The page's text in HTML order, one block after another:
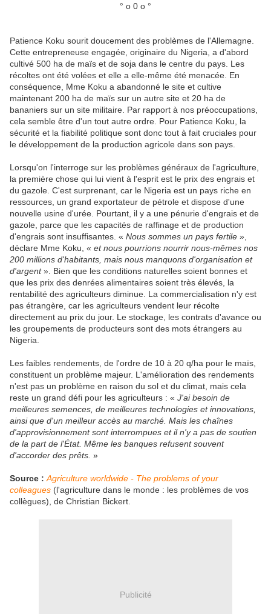
° o 0 o °
Patience Koku sourit doucement des problèmes de l'Allemagne.
Cette entrepreneuse engagée, originaire du Nigeria, a d'abord
cultivé 500 ha de maïs et de soja dans le centre du pays. Les
récoltes ont été volées et elle a elle-même été menacée. En
conséquence, Mme Koku a abandonné le site et cultive
maintenant 200 ha de maïs sur un autre site et 20 ha de
bananiers sur un site militaire. Par rapport à nos préoccupations,
cela semble être d'un tout autre ordre. Pour Patience Koku, la
sécurité et la fiabilité politique sont donc tout à fait cruciales pour
le développement de la production agricole dans son pays.
Lorsqu'on l'interroge sur les problèmes généraux de l'agriculture,
la première chose qui lui vient à l'esprit est le prix des engrais et
du gazole. C'est surprenant, car le Nigeria est un pays riche en
ressources, un grand exportateur de pétrole et dispose d'une
nouvelle usine d'urée. Pourtant, il y a une pénurie d'engrais et de
gazole, parce que les capacités de raffinage et de production
d'engrais sont insuffisantes. « Nous sommes un pays fertile »,
déclare Mme Koku, « et nous pourrions nourrir nous-mêmes nos
200 millions d'habitants, mais nous manquons d'organisation et
d'argent». Bien que les conditions naturelles soient bonnes et
que les prix des denrées alimentaires soient très élevés, la
rentabilité des agriculteurs diminue. La commercialisation n'y est
pas étrangère, car les agriculteurs vendent leur récolte
directement au prix du jour. Le stockage, les contrats d'avance ou
les groupements de producteurs sont des mots étrangers au
Nigeria.
Les faibles rendements, de l'ordre de 10 à 20 q/ha pour le maïs,
constituent un problème majeur. L'amélioration des rendements
n'est pas un problème en raison du sol et du climat, mais cela
reste un grand défi pour les agriculteurs : « J'ai besoin de
meilleures semences, de meilleures technologies et innovations,
ainsi que d'un meilleur accès au marché. Mais les chaînes
d'approvisionnement sont interrompues et il n'y a pas de soutien
de la part de l'État. Même les banques refusent souvent
d'accorder des prêts. »
Source : Agriculture worldwide - The problems of your
colleagues (l'agriculture dans le monde : les problèmes de vos
collègues), de Christian Bickert.
Publicité